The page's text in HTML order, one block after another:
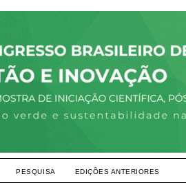
PESQUISA EDIÇÕES ANTERIORES